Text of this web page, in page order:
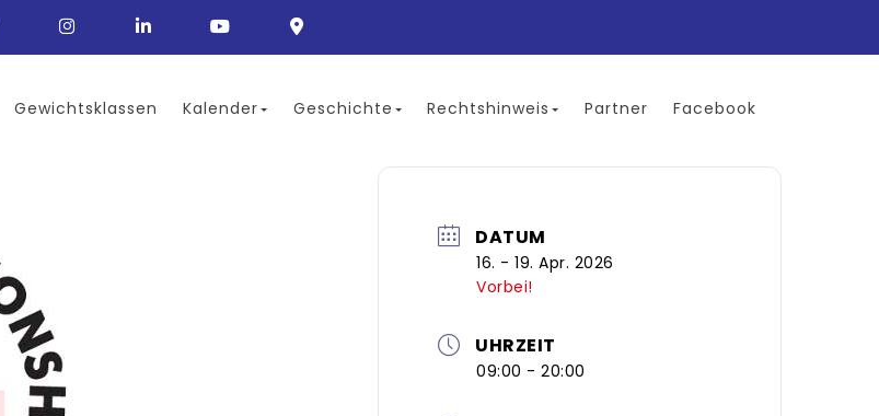
Gewichtsklassen Kalender Geschichte Rechtshinweis Partner Facebook
DATUM
16. - 19. Apr. 2026
Vorbei!
UHRZEIT
09:00 - 20:00